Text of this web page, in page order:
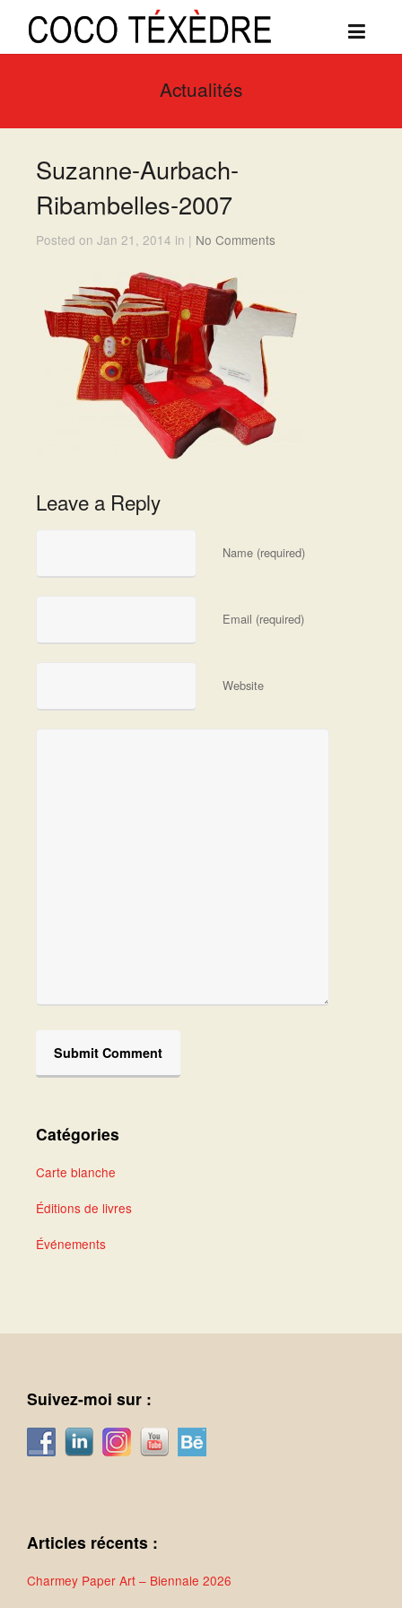
Actualités
Suzanne-Aurbach-
Ribambelles-2007
Posted on Jan 21, 2014 in | No Comments
Leave a Reply
Name (required)
Email (required)
Website
Catégories
Carte blanche
Éditions de livres
Événements
Suivez-moi sur :
Articles récents :
Charmey Paper Art – Biennale 2026